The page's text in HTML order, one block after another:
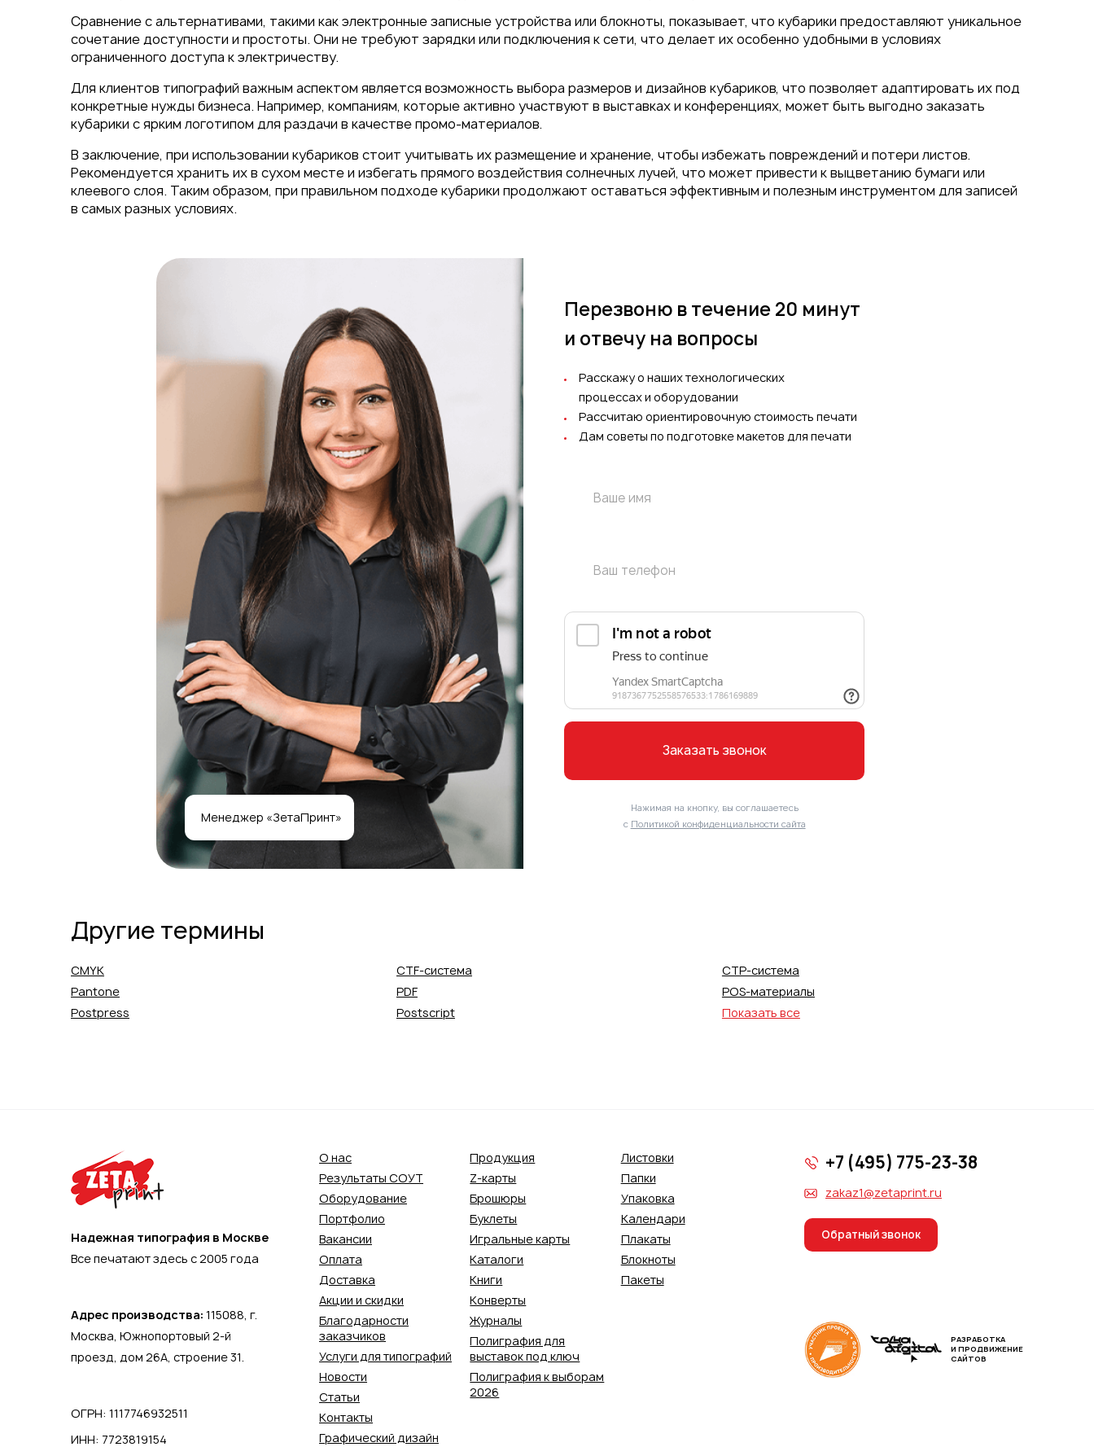
Сравнение с альтернативами, такими как электронные записные устройства или блокноты, показывает, что кубарики предоставляют уникальное
сочетание доступности и простоты. Они не требуют зарядки или подключения к сети, что делает их особенно удобными в условиях
ограниченного доступа к электричеству.
Для клиентов типографий важным аспектом является возможность выбора размеров и дизайнов кубариков, что позволяет адаптировать их под
конкретные нужды бизнеса. Например, компаниям, которые активно участвуют в выставках и конференциях, может быть выгодно заказать
кубарики с ярким логотипом для раздачи в качестве промо-материалов.
В заключение, при использовании кубариков стоит учитывать их размещение и хранение, чтобы избежать повреждений и потери листов.
Рекомендуется хранить их в сухом месте и избегать прямого воздействия солнечных лучей, что может привести к выцветанию бумаги или
клеевого слоя. Таким образом, при правильном подходе кубарики продолжают оставаться эффективным и полезным инструментом для записей
в самых разных условиях.
Менеджер «ЗетаПринт»
Перезвоню в течение 20 минут
и отвечу на вопросы
Расскажу о наших технологических
процессах и оборудовании
Рассчитаю ориентировочную стоимость печати
Дам советы по подготовке макетов для печати
Заказать звонок
Нажимая на кнопку, вы соглашаетесь
с Политикой конфиденциальности сайта
Другие термины
CMYK CTF-система
CTP-система
Pantone
PDF
POS-материалы
Postpress
Postscript Показать все
Надежная типография в Москве
Все печатают здесь с 2005 года
Адрес производства: 115088, г.
Москва, Южнопортовый 2-й
проезд, дом 26А, строение 31.
ОГРН: 1117746932511
ИНН: 7723819154
О нас
Результаты СОУТ
Оборудование
Портфолио
Вакансии
Оплата
Доставка
Акции и скидки
Благодарности
заказчиков
Услуги для типографий
Новости
Статьи
Контакты
Графический дизайн
Продукция
Z-карты
Брошюры
Буклеты
Игральные карты
Каталоги
Книги
Конверты
Журналы
Полиграфия для
выставок под ключ
Полиграфия к выборам
2026
Листовки
Папки
Упаковка
Календари
Плакаты
Блокноты
Пакеты
+7 (495) 775-23-38
zakaz1@zetaprint.ru
Обратный звонок
РАЗРАБОТКА
И ПРОДВИЖЕНИЕ
САЙТОВ